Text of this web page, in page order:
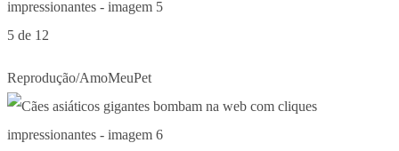
5 de 12
Reprodução/AmoMeuPet